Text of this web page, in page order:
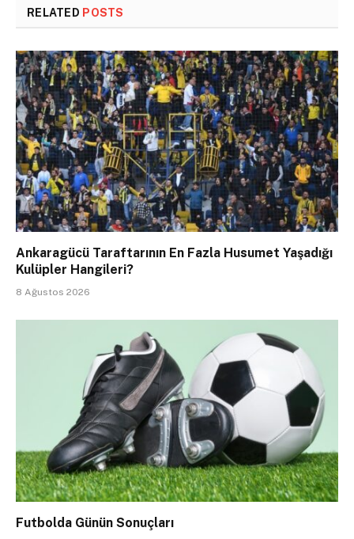
RELATED POSTS
Ankaragücü Taraftarının En Fazla Husumet Yaşadığı
Kulüpler Hangileri?
8 Ağustos 2026
Futbolda Günün Sonuçları